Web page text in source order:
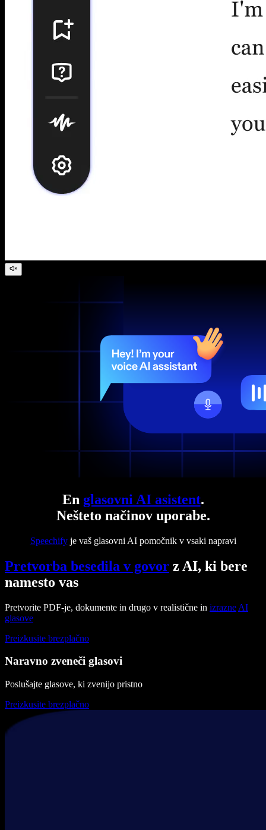
En glasovni AI asistent.
Nešteto načinov uporabe.
Speechifyje vaš glasovni AI pomočnik v vsaki napravi
Pretvorba besedila v govor z AI, ki bere
namesto vas
Pretvorite PDF-je, dokumente in drugo v realistične in izrazne AI
glasove
Preizkusite brezplačno
Naravno zveneči glasovi
Poslušajte glasove, ki zvenijo pristno
Preizkusite brezplačno